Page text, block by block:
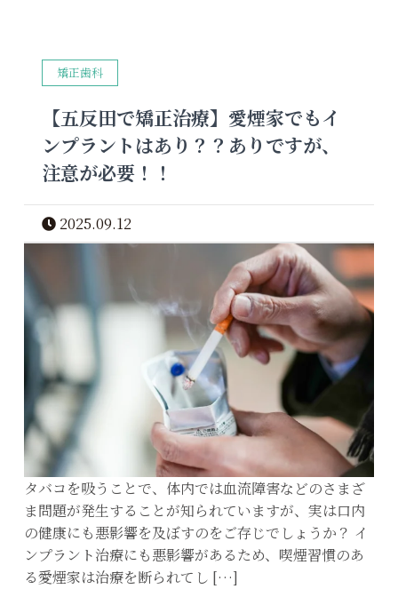
矯正歯科
【五反田で矯正治療】愛煙家でもイ
ンプラントはあり？？ありですが、
注意が必要！！
2025.09.12
タバコを吸うことで、体内では血流障害などのさまざ
ま問題が発生することが知られていますが、実は口内
の健康にも悪影響を及ぼすのをご存じでしょうか？ イ
ンプラント治療にも悪影響があるため、喫煙習慣のあ
る愛煙家は治療を断られてし […]